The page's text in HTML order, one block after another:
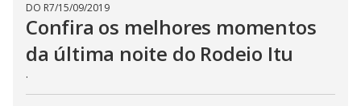
DO R7/15/09/2019
Confira os melhores momentos
da última noite do Rodeio Itu
.